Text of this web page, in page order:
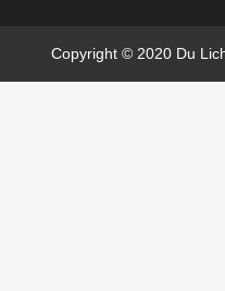
Copyright © 2020 Du